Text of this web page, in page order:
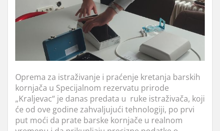
Oprema za istraživanje i praćenje kretanja barskih
kornjača u Specijalnom rezervatu prirode
„Kraljevac“ je danas predata u ruke istraživača, koji
će od ove godine zahvaljujući tehnologiji, po prvi
put moći da prate barske kornjače u realnom